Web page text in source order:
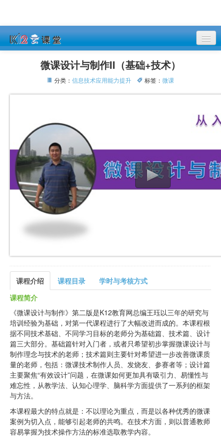
注册
微课设计与制作II（基础+技术）
分类： 信息技术应用能力提升 标签： 微课
课程介绍 课程目录
学时与考核方式
课程简介
《微课设计与制作》第二版是K12教育网总编王珏以三年的研究与
培训经验为基础，对第一代课程进行了大幅改进而成的。本课程根
据不同技术基础、不同学习目标的老师分为基础篇、技术篇、设计
篇三大部分。基础篇针对入门者，或者只希望初步掌握微课设计与
制作理念与技术的老师；技术篇则主要针对希望进一步改善微课质
量的老师，包括：微课技术制作人员、发烧友、参赛者等；设计篇
主要聚焦“有效设计”问题，在微课如何更加具有吸引力、易懂性与
难忘性，从教学法、认知心理学、脑科学方面提供了一系列的框架
与方法。
本课程最大的特点就是：不以理论为重点，而是以各种优秀的微课
案例为切入点，能够引起老师的共鸣。在技术方面，则以普通教师
容易掌握为技术操作方法的标准选取教学内容。